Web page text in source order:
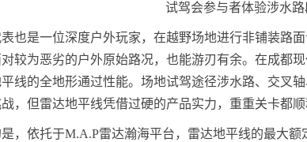
试驾会参与者体验涉水路
也是一位深度户外玩家，在越野场地进行非铺装路
较为恶劣的户外原始路况，也能游刃有余。在成都
线的全地形通过性能。场地试驾途径涉水路、交叉
，但雷达地平线凭借过硬的产品实力，重重关卡都顺
，依托于M.A.P雷达瀚海平台，雷达地平线的最大额